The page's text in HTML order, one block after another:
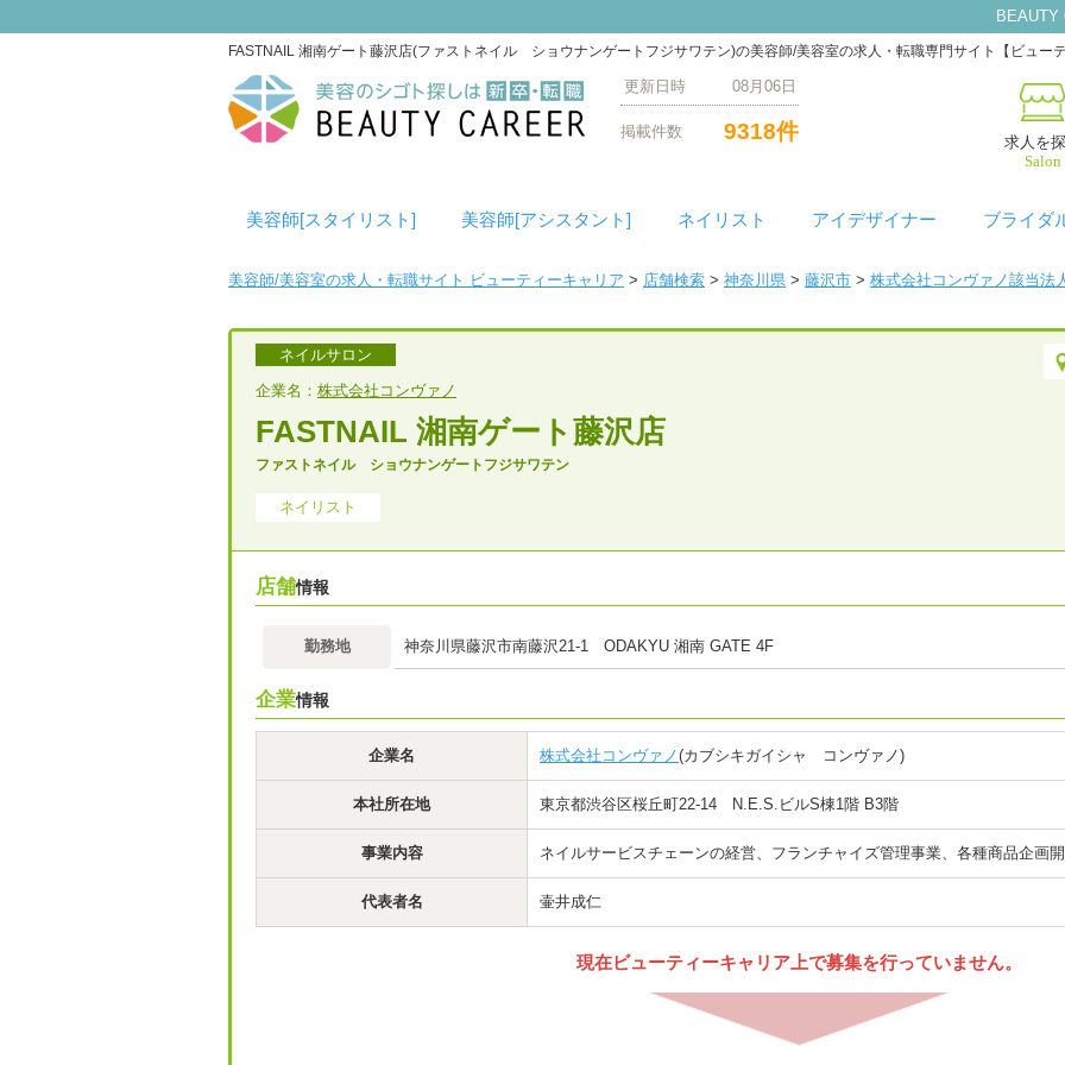
BEAUTY
FASTNAIL 湘南ゲート藤沢店(ファストネイル ショウナンゲートフジサワテン)の美容師/美容室の求人・転職専門サイト【ビューテ
更新日時 08月06日
9318件
掲載件数
求人を
Salon
美容師[スタイリスト] 美容師[アシスタント] ネイリスト アイデザイナー ブライダ
美容師/美容室の求人・転職サイト ビューティーキャリア > 店舗検索 > 神奈川県 > 藤沢市 > 株式会社コンヴァノ該当法
ネイルサロン
企業名： 株式会社コンヴァノ
FASTNAIL 湘南ゲート藤沢店
ファストネイル ショウナンゲートフジサワテン
ネイリスト
店舗情報
勤務地 神奈川県藤沢市南藤沢21-1 ODAKYU 湘南 GATE 4F
企業情報
企業名 株式会社コンヴァノ(カブシキガイシャ コンヴァノ)
本社所在地 東京都渋谷区桜丘町22-14 N.E.S.ビルS棟1階 B3階
事業内容 ネイルサービスチェーンの経営、フランチャイズ管理事業、各種商品企画
代表者名 壷井成仁
現在ビューティーキャリア上で募集を行っていません。